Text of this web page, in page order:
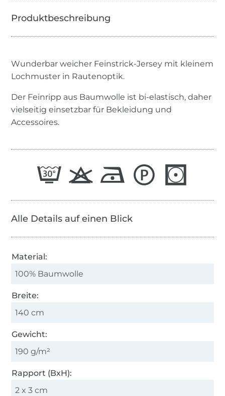
Wunderbar weicher Feinstrick-Jersey mit kleinem
Lochmuster in Rautenoptik.
Der Feinripp aus Baumwolle ist bi-elastisch, daher
vielseitig einsetzbar für Bekleidung und
Accessoires.
Alle Details auf einen Blick
Material:
100% Baumwolle
Breite:
140 cm
Gewicht:
190 g/m²
Rapport (BxH):
2 x 3 cm